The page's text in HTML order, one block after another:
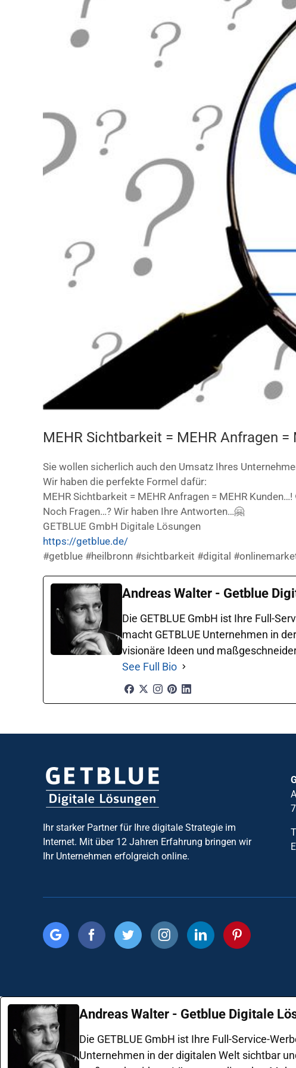
MEHR Sichtbarkeit = MEHR Anfragen
Sie wollen sicherlich auch den Umsatz Ihres
Wir haben die perfekte Formel dafür:
MEHR Sichtbarkeit = MEHR Anfragen = MEHR Kunden…!
Noch Fragen…? Wir haben Ihre Antworten…🤗
GETBLUE GmbH Digitale Lösungen
https://getblue.de/
#getblue #heilbronn #sichtbarkeit #digital
Andreas Walter - Getblue
Die GETBLUE GmbH ist Ihre Full-
macht GETBLUE Unternehmen in
visionäre Ideen und
See Full Bio
Ihr starker Partner für Ihre digitale Strategie im
Internet. Mit über 12 Jahren Erfahrung bringen wir
Ihr Unternehmen erfolgreich online.
Andreas Walter - Getblue Digitale
Die GETBLUE GmbH ist Ihre Full-Service-
Unternehmen in der digitalen Welt sichtbar